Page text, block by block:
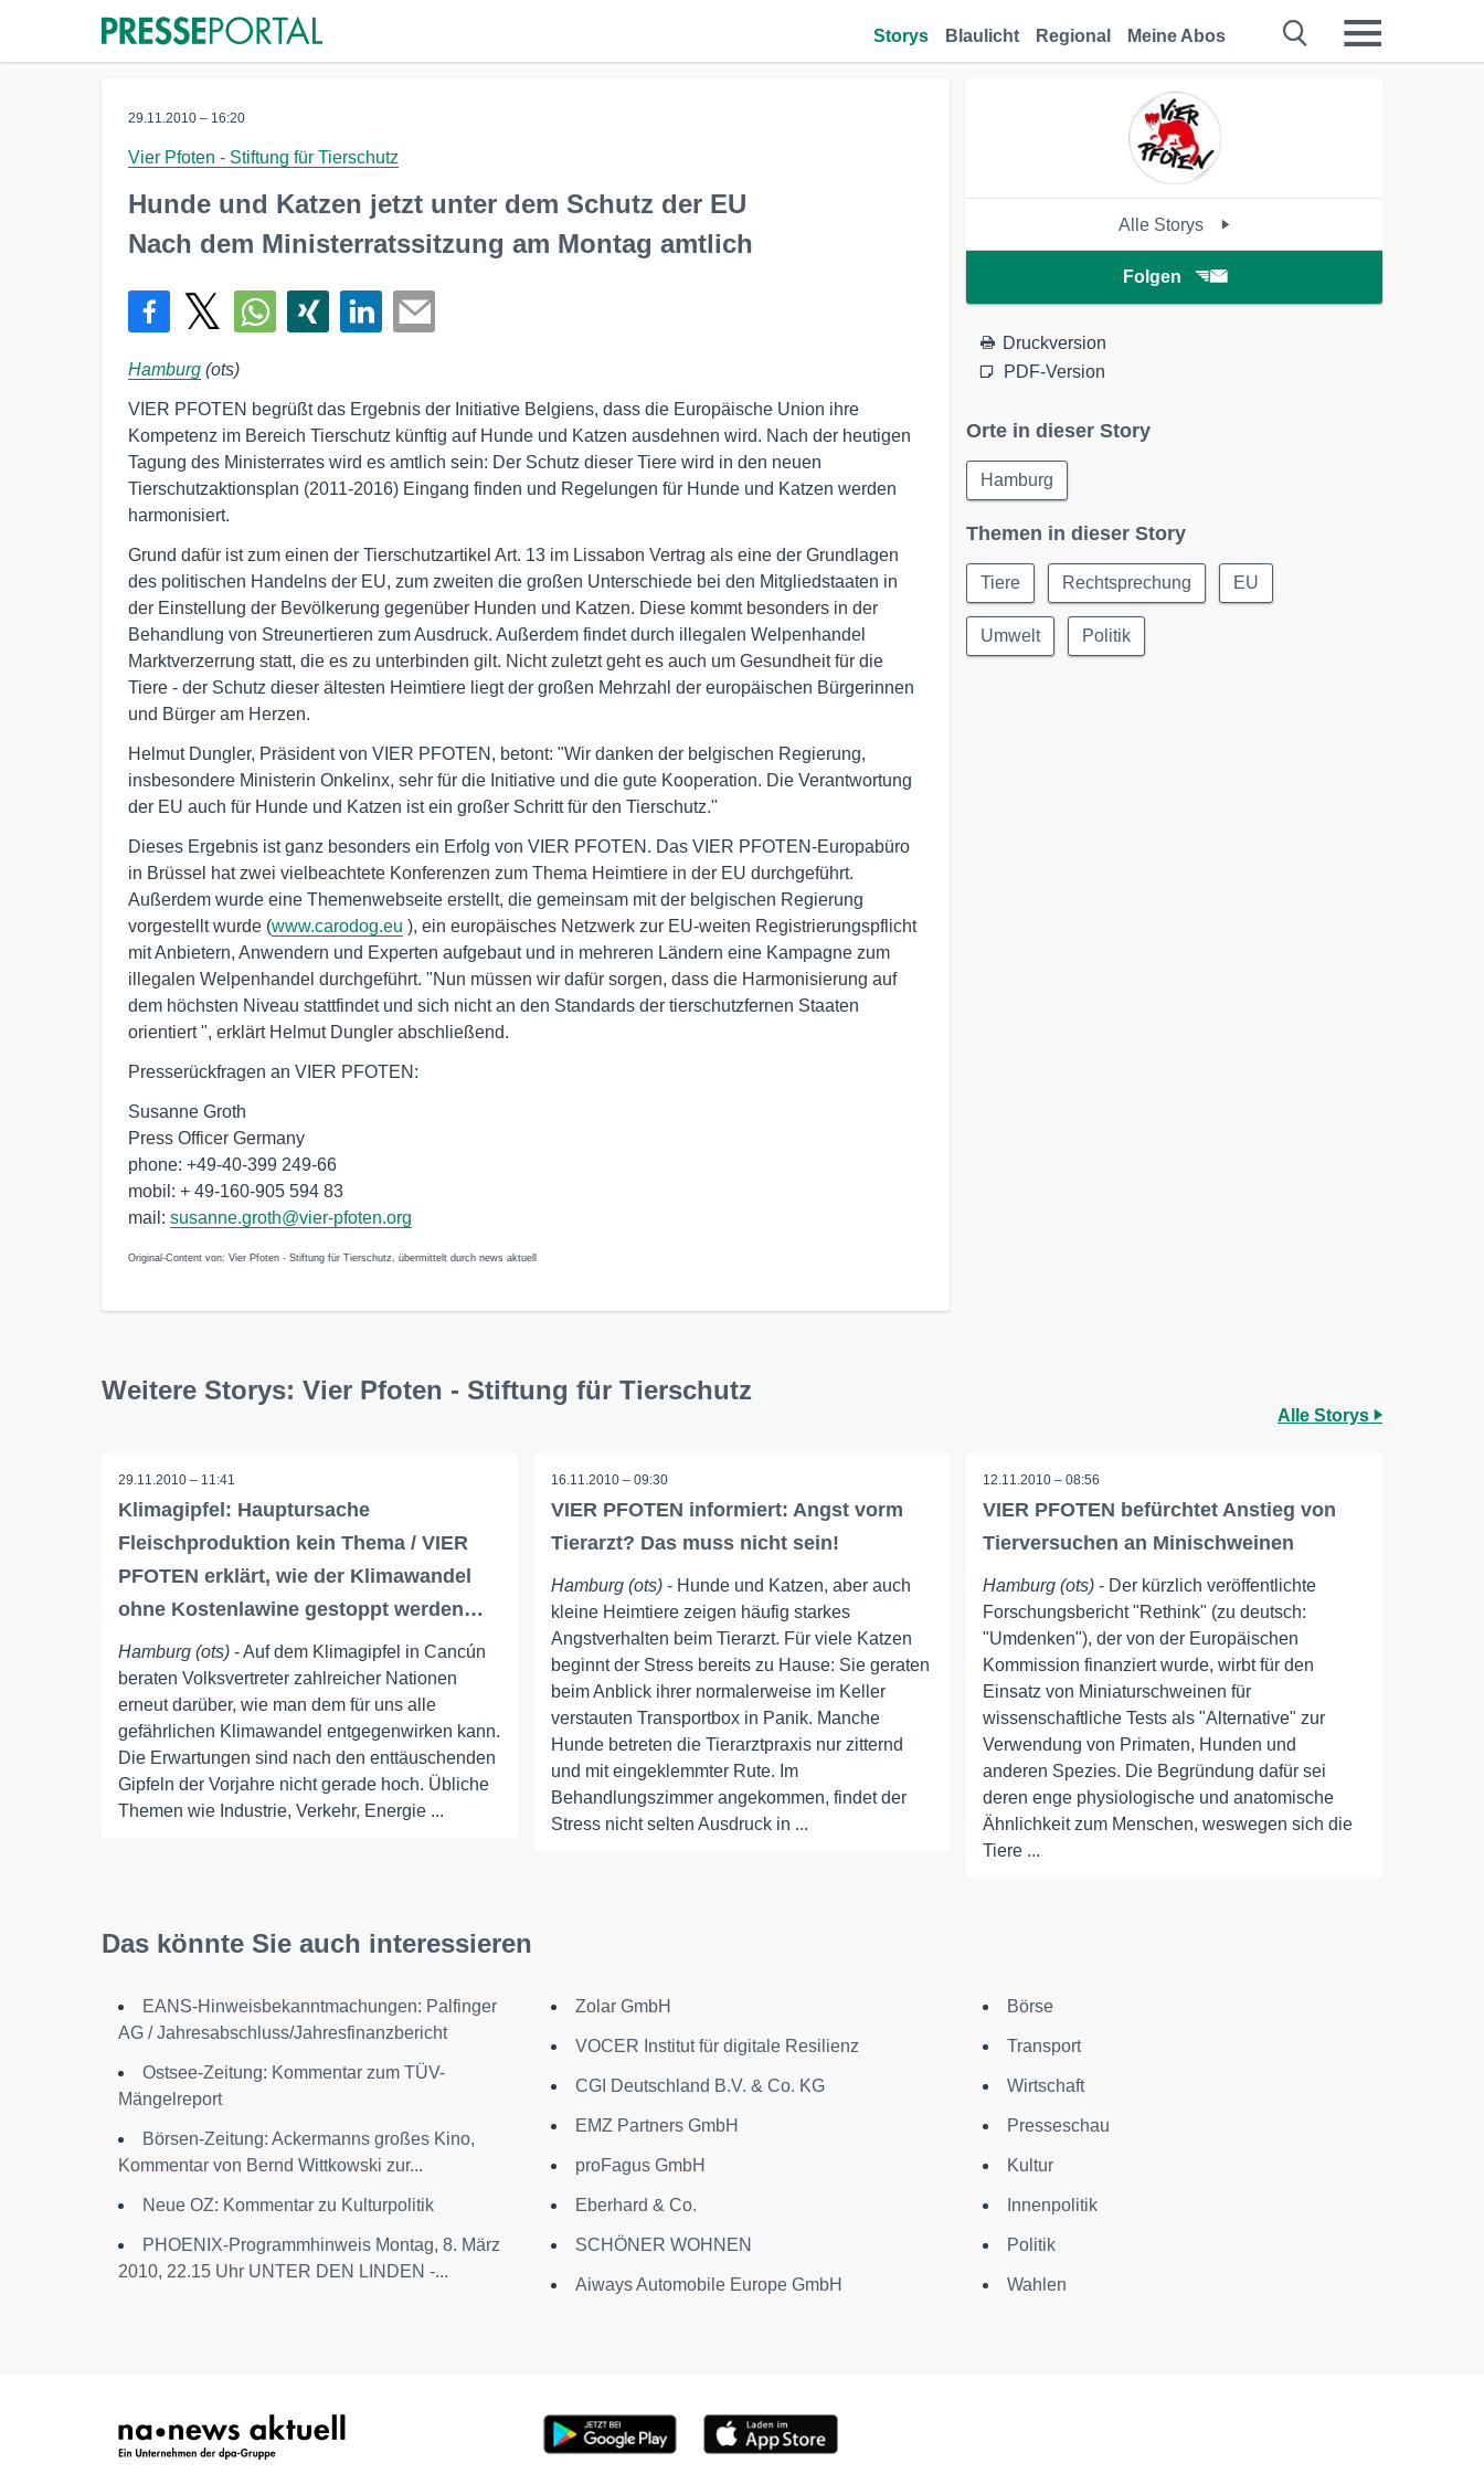
Storys Blaulicht Regional Meine Abos
29.11.2010 – 16:20
Vier Pfoten - Stiftung für Tierschutz
Hunde und Katzen jetzt unter dem Schutz der EU
Nach dem Ministerratssitzung am Montag amtlich
Hamburg (ots)
VIER PFOTEN begrüßt das Ergebnis der Initiative Belgiens, dass die Europäische Union ihre
Kompetenz im Bereich Tierschutz künftig auf Hunde und Katzen ausdehnen wird. Nach der heutigen
Tagung des Ministerrates wird es amtlich sein: Der Schutz dieser Tiere wird in den neuen
Tierschutzaktionsplan (2011-2016) Eingang finden und Regelungen für Hunde und Katzen werden
harmonisiert.
Grund dafür ist zum einen der Tierschutzartikel Art. 13 im Lissabon Vertrag als eine der Grundlagen
des politischen Handelns der EU, zum zweiten die großen Unterschiede bei den Mitgliedstaaten in
der Einstellung der Bevölkerung gegenüber Hunden und Katzen. Diese kommt besonders in der
Behandlung von Streunertieren zum Ausdruck. Außerdem findet durch illegalen Welpenhandel
Marktverzerrung statt, die es zu unterbinden gilt. Nicht zuletzt geht es auch um Gesundheit für die
Tiere - der Schutz dieser ältesten Heimtiere liegt der großen Mehrzahl der europäischen Bürgerinnen
und Bürger am Herzen.
Helmut Dungler, Präsident von VIER PFOTEN, betont: "Wir danken der belgischen Regierung,
insbesondere Ministerin Onkelinx, sehr für die Initiative und die gute Kooperation. Die Verantwortung
der EU auch für Hunde und Katzen ist ein großer Schritt für den Tierschutz."
Dieses Ergebnis ist ganz besonders ein Erfolg von VIER PFOTEN. Das VIER PFOTEN-Europabüro
in Brüssel hat zwei vielbeachtete Konferenzen zum Thema Heimtiere in der EU durchgeführt.
Außerdem wurde eine Themenwebseite erstellt, die gemeinsam mit der belgischen Regierung
vorgestellt wurde (www.carodog.eu ), ein europäisches Netzwerk zur EU-weiten Registrierungspflicht
mit Anbietern, Anwendern und Experten aufgebaut und in mehreren Ländern eine Kampagne zum
illegalen Welpenhandel durchgeführt. "Nun müssen wir dafür sorgen, dass die Harmonisierung auf
dem höchsten Niveau stattfindet und sich nicht an den Standards der tierschutzfernen Staaten
orientiert ", erklärt Helmut Dungler abschließend.
Presserückfragen an VIER PFOTEN:
Susanne Groth
Press Officer Germany
phone: +49-40-399 249-66
mobil: + 49-160-905 594 83
mail: susanne.groth@vier-pfoten.org
Original-Content von: Vier Pfoten - Stiftung für Tierschutz, übermittelt durch news aktuell
Alle Storys
Folgen
Druckversion
PDF-Version
Orte in dieser Story
Hamburg
Themen in dieser Story
Tiere Rechtsprechung EU
Umwelt Politik
Weitere Storys: Vier Pfoten - Stiftung für Tierschutz
Alle Storys
29.11.2010 – 11:41
Klimagipfel: Hauptursache
Fleischproduktion kein Thema / VIER
PFOTEN erklärt, wie der Klimawandel
ohne Kostenlawine gestoppt werden…
Hamburg (ots) - Auf dem Klimagipfel in Cancún
beraten Volksvertreter zahlreicher Nationen
erneut darüber, wie man dem für uns alle
gefährlichen Klimawandel entgegenwirken kann.
Die Erwartungen sind nach den enttäuschenden
Gipfeln der Vorjahre nicht gerade hoch. Übliche
Themen wie Industrie, Verkehr, Energie ...
16.11.2010 – 09:30
VIER PFOTEN informiert: Angst vorm
Tierarzt? Das muss nicht sein!
Hamburg (ots)- Hunde und Katzen, aber auch
kleine Heimtiere zeigen häufig starkes
Angstverhalten beim Tierarzt. Für viele Katzen
beginnt der Stress bereits zu Hause: Sie geraten
beim Anblick ihrer normalerweise im Keller
verstauten Transportbox in Panik. Manche
Hunde betreten die Tierarztpraxis nur zitternd
und mit eingeklemmter Rute. Im
Behandlungszimmer angekommen, findet der
Stress nicht selten Ausdruck in ...
12.11.2010 – 08:56
VIER PFOTEN befürchtet Anstieg von
Tierversuchen an Minischweinen
Hamburg (ots) - Der kürzlich veröffentlichte
Forschungsbericht "Rethink" (zu deutsch:
"Umdenken"), der von der Europäischen
Kommission finanziert wurde, wirbt für den
Einsatz von Miniaturschweinen für
wissenschaftliche Tests als "Alternative" zur
Verwendung von Primaten, Hunden und
anderen Spezies. Die Begründung dafür sei
deren enge physiologische und anatomische
Ähnlichkeit zum Menschen, weswegen sich die
Tiere ...
Das könnte Sie auch interessieren
EANS-Hinweisbekanntmachungen: Palfinger
AG / Jahresabschluss/Jahresfinanzbericht
Ostsee-Zeitung: Kommentar zum TÜV-
Mängelreport
Börsen-Zeitung: Ackermanns großes Kino,
Kommentar von Bernd Wittkowski zur...
Neue OZ: Kommentar zu Kulturpolitik
PHOENIX-Programmhinweis Montag, 8. März
2010, 22.15 Uhr UNTER DEN LINDEN -...
Zolar GmbH
VOCER Institut für digitale Resilienz
CGI Deutschland B.V. & Co. KG
EMZ Partners GmbH
proFagus GmbH
Eberhard & Co.
SCHÖNER WOHNEN
Aiways Automobile Europe GmbH
Börse
Transport
Wirtschaft
Presseschau
Kultur
Innenpolitik
Politik
Wahlen